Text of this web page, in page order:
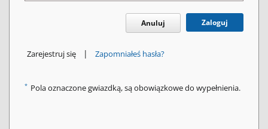
Anuluj Zaloguj
Zarejestruj się | Zapomniałeś hasła?
* Pola oznaczone gwiazdką, są obowiązkowe do wypełnienia.